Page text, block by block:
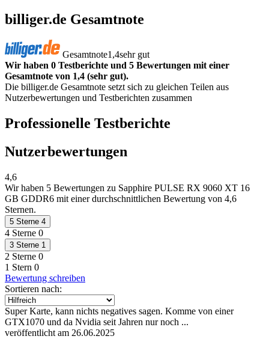
billiger.de Gesamtnote
Gesamtnote1,4sehr gut
Wir haben 0 Testberichte und 5 Bewertungen mit einer
Gesamtnote von 1,4 (sehr gut).
Die billiger.de Gesamtnote setzt sich zu gleichen Teilen aus
Nutzerbewertungen und Testberichten zusammen
Professionelle Testberichte
Nutzerbewertungen
4,6
Wir haben 5 Bewertungen zu Sapphire PULSE RX 9060 XT 16
GB GDDR6 mit einer durchschnittlichen Bewertung von 4,6
Sternen.
5 Sterne 4
4 Sterne 0
3 Sterne 1
2 Sterne 0
1 Stern 0
Bewertung schreiben
Sortieren nach:
Super Karte, kann nichts negatives sagen. Komme von einer
GTX1070 und da Nvidia seit Jahren nur noch ...
veröffentlicht am 26.06.2025